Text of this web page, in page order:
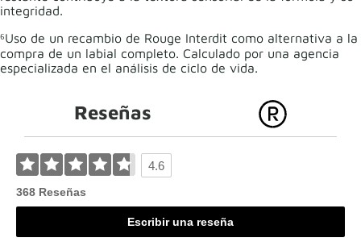
integridad.
⁶Uso de un recambio de Rouge Interdit como alternativa a la
compra de un labial completo. Calculado por una agencia
especializada en el análisis de ciclo de vida.
Reseñas
4.6
368 Reseñas
Escribir una reseña